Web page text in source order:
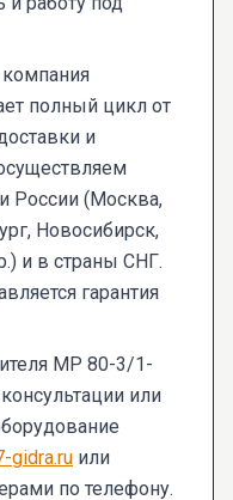
полный цикл от
и
России (Москва,
Новосибирск,
и в страны СНГ.
гарантия
МР 80-3/1-
или
gidra.ru или
по телефону.